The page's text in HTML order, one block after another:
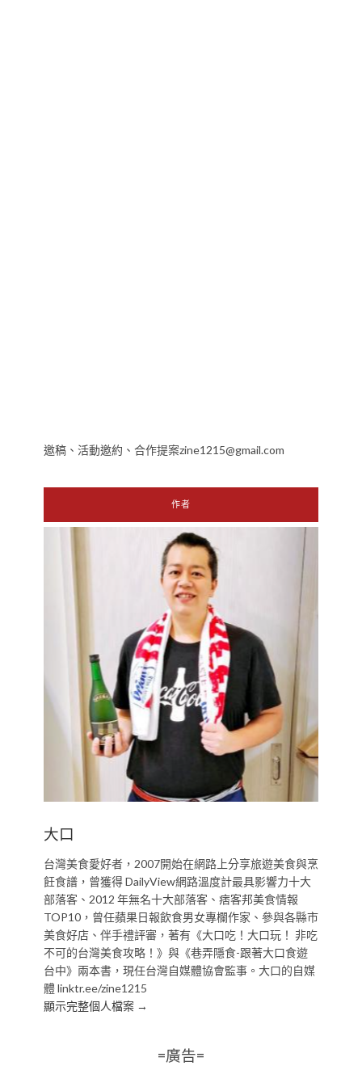
邀稿、活動邀約、合作提案zine1215@gmail.com
作者
大口
台灣美食愛好者，2007開始在網路上分享旅遊美食與烹
飪食譜，曾獲得 DailyView網路溫度計最具影響力十大
部落客、2012 年無名十大部落客、痞客邦美食情報
TOP10，曾任蘋果日報飲食男女專欄作家、參與各縣市
美食好店、伴手禮評審，著有《大口吃！大口玩！ 非吃
不可的台灣美食攻略！》與《巷弄隱食-跟著大口食遊
台中》兩本書，現任台灣自媒體協會監事。大口的自媒
體 linktr.ee/zine1215
顯示完整個人檔案 →
=廣告=